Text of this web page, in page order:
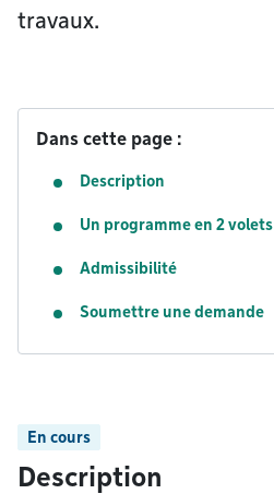
travaux.
Dans cette page :
Description
Un programme en 2 volets
Admissibilité
Soumettre une demande
En cours
Description